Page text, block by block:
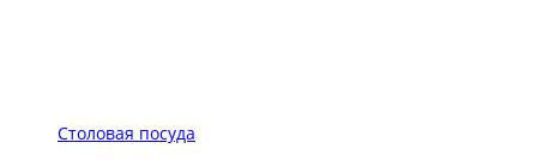
Столовая посуда